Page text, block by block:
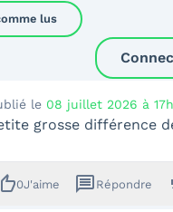
lus
le 08 juillet 2026 à
grosse différence
0J'aime message Répondre